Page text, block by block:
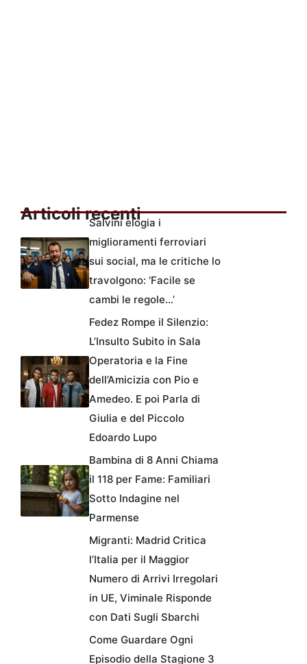
Articoli recenti
Salvini elogia i
miglioramenti ferroviari
sui social, ma le critiche lo
travolgono: ‘Facile se
cambi le regole…’
Fedez Rompe il Silenzio:
L’Insulto Subito in Sala
Operatoria e la Fine
dell’Amicizia con Pio e
Amedeo. E poi Parla di
Giulia e del Piccolo
Edoardo Lupo
Bambina di 8 Anni Chiama
il 118 per Fame: Familiari
Sotto Indagine nel
Parmense
Migranti: Madrid Critica
l’Italia per il Maggior
Numero di Arrivi Irregolari
in UE, Viminale Risponde
con Dati Sugli Sbarchi
Come Guardare Ogni
Episodio della Stagione 3